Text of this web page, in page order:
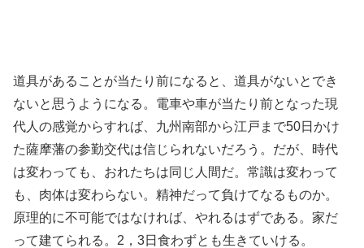
道具があることが当たり前になると、道具がないとでき
ないと思うようになる。電車や車が当たり前となった現
代人の感覚からすれば、九州南部から江戸まで50日かけ
た薩摩藩の参勤交代は信じられないだろう。だが、時代
は変わっても、おれたちは同じ人間だ。常識は変わって
も、肉体は変わらない。精神だって負けてなるものか。
原理的に不可能ではなければ、やれるはずである。家だ
って建てられる。2，3日食わずとも生きていける。